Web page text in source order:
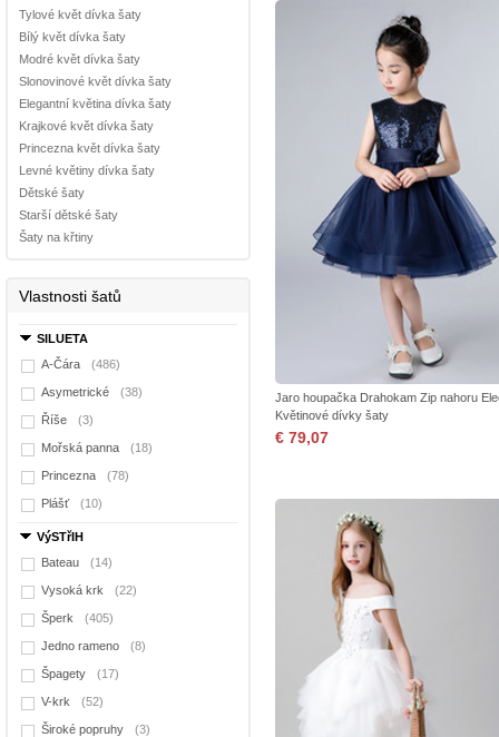
Tylové květ dívka šaty
Bílý květ dívka šaty
Modré květ dívka šaty
Slonovinové květ dívka šaty
Elegantní květina dívka šaty
Krajkové květ dívka šaty
Princezna květ dívka šaty
Levné květiny dívka šaty
Dětské šaty
Starší dětské šaty
Šaty na křtiny
Vlastnosti šatů
SILUETA
A-Čára
(486)
Asymetrické (38)
Říše (3)
Mořská panna (18)
Princezna (78)
Plášť (10)
VýSTřIH
Bateau
(14)
Vysoká krk (22)
Šperk (405)
Jedno rameno (8)
Špagety (17)
V-krk (52)
Široké popruhy (3)
Jaro houpačka Drahokam Zip nahoru
Květinové dívky šaty
€ 79,07